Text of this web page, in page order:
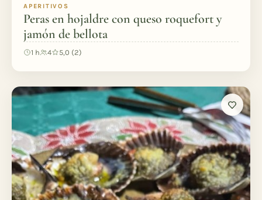
APERITIVOS
Peras en hojaldre con queso roquefort y
jamón de bellota
1 h 4 5,0 (2)